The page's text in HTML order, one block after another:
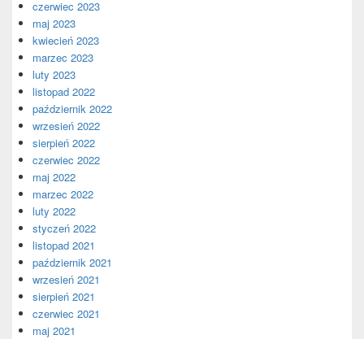
czerwiec 2023
maj 2023
kwiecień 2023
marzec 2023
luty 2023
listopad 2022
październik 2022
wrzesień 2022
sierpień 2022
czerwiec 2022
maj 2022
marzec 2022
luty 2022
styczeń 2022
listopad 2021
październik 2021
wrzesień 2021
sierpień 2021
czerwiec 2021
maj 2021